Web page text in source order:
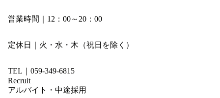
営業時間｜12：00～20：00
定休日｜火・水・木（祝日を除く）
TEL｜059-349-6815
Recruit
アルバイト・中途採用